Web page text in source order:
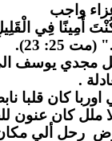
واجب
أَمِينًا فِي
25: 23).
مجدي يوسف
.
كان قلبا
ملل كان عنون
رحل ألي